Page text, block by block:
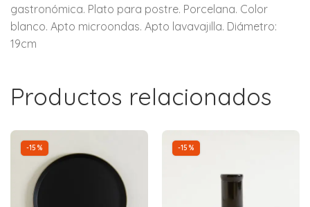
gastronómica. Plato para postre. Porcelana. Color
blanco. Apto microondas. Apto lavavajilla. Diámetro:
19cm
Productos relacionados
-15% -15%